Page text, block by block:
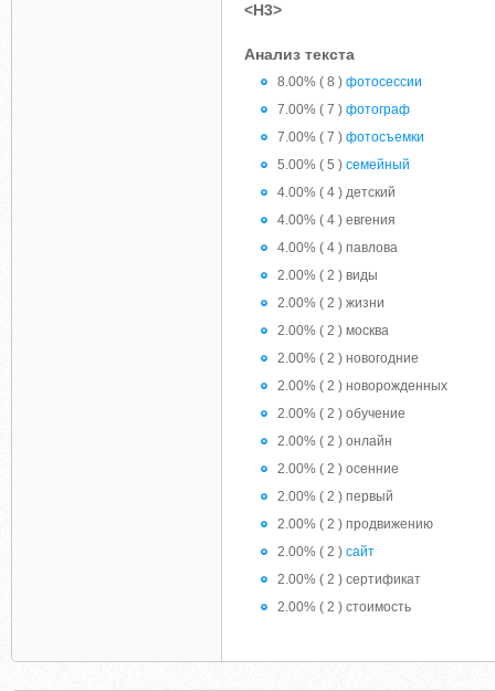
<H3>
Анализ текста
8.00% ( 8 ) фотосессии
7.00% ( 7 ) фотограф
7.00% ( 7 ) фотосъемки
5.00% ( 5 ) семейный
4.00% ( 4 ) детский
4.00% ( 4 ) евгения
4.00% ( 4 ) павлова
2.00% ( 2 ) виды
2.00% ( 2 ) жизни
2.00% ( 2 ) москва
2.00% ( 2 ) новогодние
2.00% ( 2 ) новорожденных
2.00% ( 2 ) обучение
2.00% ( 2 ) онлайн
2.00% ( 2 ) осенние
2.00% ( 2 ) первый
2.00% ( 2 ) продвижению
2.00% ( 2 ) сайт
2.00% ( 2 ) сертификат
2.00% ( 2 ) стоимость